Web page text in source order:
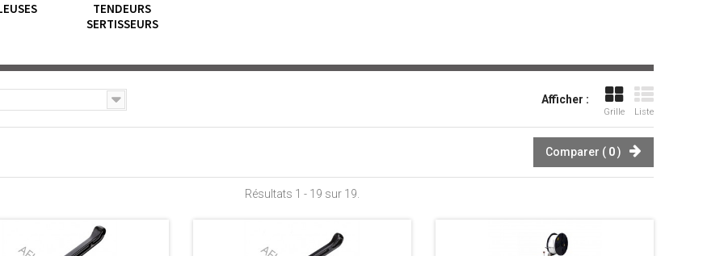
TENDEURS
SERTISSEURS
Afficher :
Grille Liste
Comparer ( 0)
Résultats 1 - 19 sur 19.